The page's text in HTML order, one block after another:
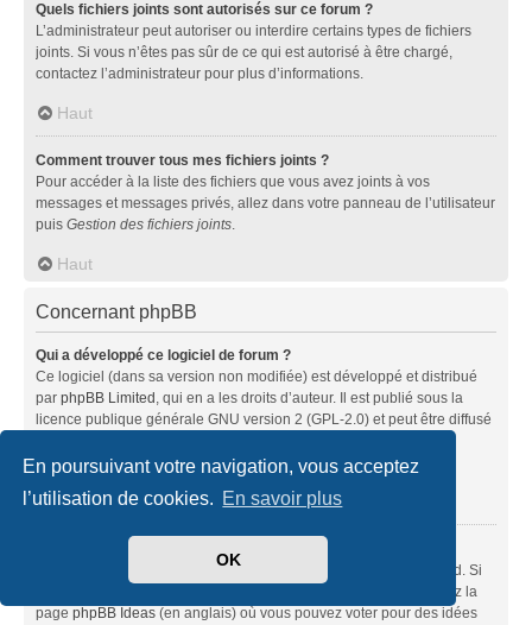
En poursuivant votre navigation, vous acceptez
l’utilisation de cookies. En savoir plus
OK
Quels fichiers joints sont autorisés sur ce forum ?
L’administrateur peut autoriser ou interdire certains types de fichiers
joints. Si vous n’êtes pas sûr de ce qui est autorisé à être chargé,
contactez l’administrateur pour plus d’informations.
Haut
Comment trouver tous mes fichiers joints ?
Pour accéder à la liste des fichiers que vous avez joints à vos
messages et messages privés, allez dans votre panneau de l’utilisateur
puis Gestion des fichiers joints.
Haut
Concernant phpBB
Qui a développé ce logiciel de forum ?
Ce logiciel (dans sa version non modifiée) est développé et distribué
par phpBB Limited, qui en a les droits d’auteur. Il est publié sous la
licence publique générale GNU version 2 (GPL-2.0) et peut être diffusé
À propos de phpBB» (en anglais).
Haut
Ce logiciel a été développé et mis sous licence par phpBB Limited. Si
vous pensez qu’une fonctionnalité nécessite d’être ajoutée, visitez la
page phpBB Ideas (en anglais) où vous pouvez voter pour des idées